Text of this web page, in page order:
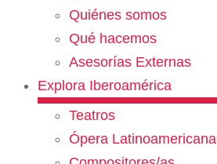
Quiénes somos
Qué hacemos
Asesorías Externas
Explora Iberoamérica
Teatros
Ópera Latinoamericana